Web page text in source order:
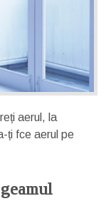
aerul, la
ți fce aerul pe